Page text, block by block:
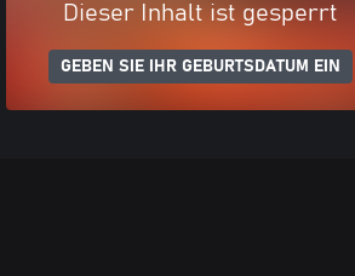
Dieser Inhalt ist gesperrt
GEBEN SIE IHR GEBURTSDATUM EIN